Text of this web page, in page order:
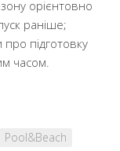
орієнтовно
раніше;
підготовку
часом.
Pool&Beach